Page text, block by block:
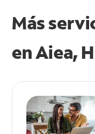
Más
enAiea,